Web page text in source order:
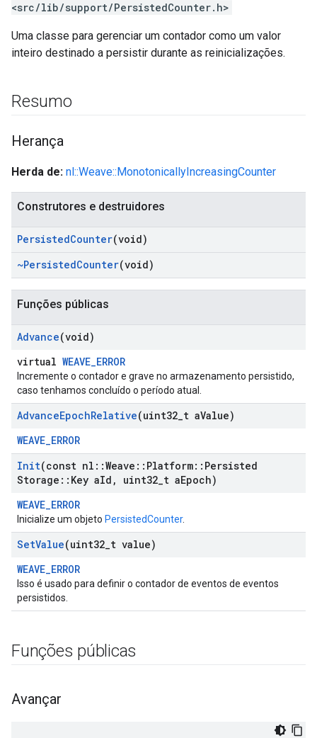
<src/lib/support/PersistedCounter.h>
Uma classe para gerenciar um contador como um valor
inteiro destinado a persistir durante as reinicializações.
Resumo
Herança
Herda de: nl::Weave::MonotonicallyIncreasingCounter
Construtores e destruidores
PersistedCounter(void)
~PersistedCounter(void)
Funções públicas
Advance(void)
virtual WEAVE_ERROR
Incremente o contador e grave no armazenamento persistido,
caso tenhamos concluído o período atual.
AdvanceEpochRelative(uint32 t aValue)
WEAVE_ERROR
Init(const nl ::Weave :: Platform:: Persisted
Storage :: Key aId , uint32 t aEpoch)
WEAVE_ERROR
Inicialize um objeto PersistedCounter.
SetValue(uint32 t value)
WEAVE_ERROR
Isso é usado para definir o contador de eventos de eventos
persistidos.
Funções públicas
Avançar